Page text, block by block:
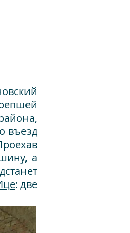
въезд
а
: две